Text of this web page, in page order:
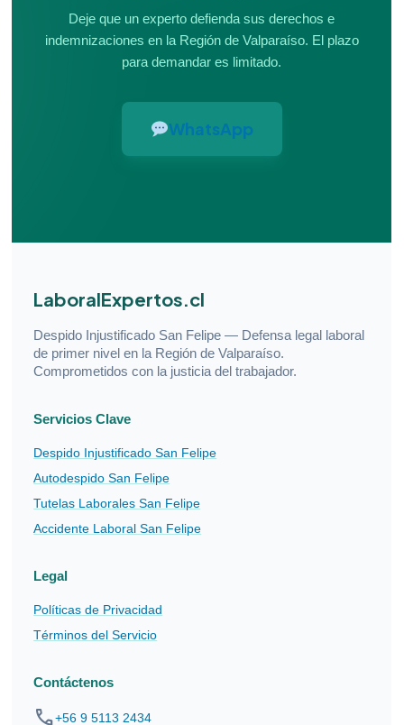
Deje que un experto defienda sus derechos e
indemnizaciones en la Región de Valparaíso. El plazo
para demandar es limitado.
WhatsApp
LaboralExpertos.cl
Despido Injustificado San Felipe — Defensa legal laboral
de primer nivel en la Región de Valparaíso.
Comprometidos con la justicia del trabajador.
Servicios Clave
Despido Injustificado San Felipe
Autodespido San Felipe
Tutelas Laborales San Felipe
Accidente Laboral San Felipe
Legal
Políticas de Privacidad
Términos del Servicio
Contáctenos
phone+56 9 5113 2434